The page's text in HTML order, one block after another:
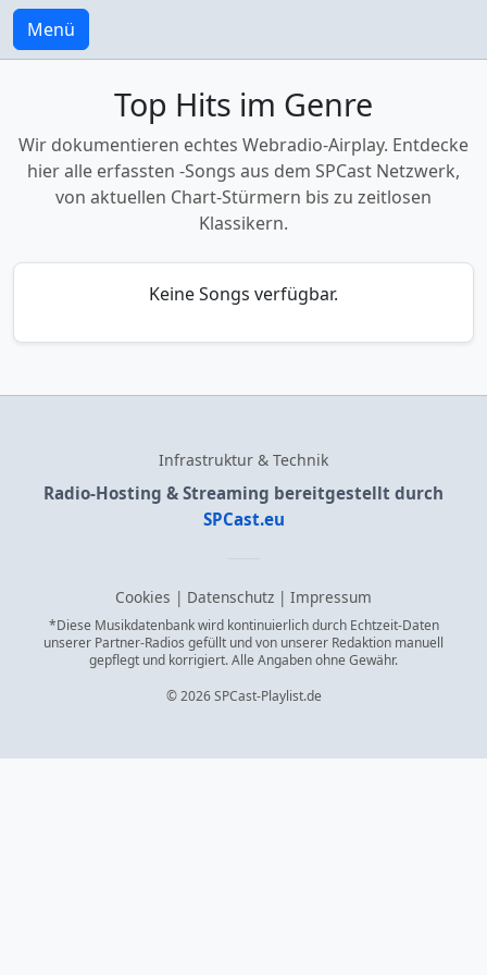
Menü
Top Hits im Genre
Wir dokumentieren echtes Webradio-Airplay. Entdecke
hier alle erfassten -Songs aus dem SPCast Netzwerk,
von aktuellen Chart-Stürmern bis zu zeitlosen
Klassikern.
Keine Songs verfügbar.
Infrastruktur & Technik
Radio-Hosting & Streaming bereitgestellt durch
SPCast.eu
Cookies | Datenschutz | Impressum
*Diese Musikdatenbank wird kontinuierlich durch Echtzeit-Daten
unserer Partner-Radios gefüllt und von unserer Redaktion manuell
gepflegt und korrigiert. Alle Angaben ohne Gewähr.
© 2026 SPCast-Playlist.de